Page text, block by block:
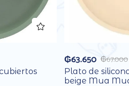
₲67.000
₲63.650
Plato de
beige Mua